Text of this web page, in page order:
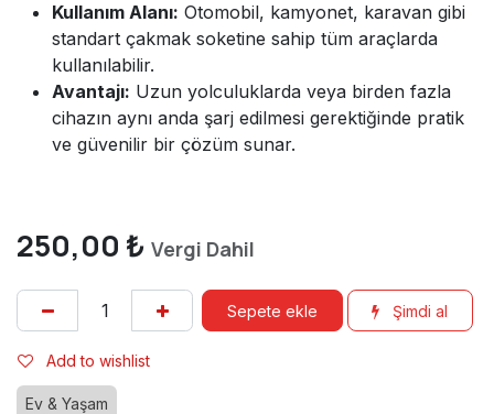
Kullanım Alanı: Otomobil, kamyonet, karavan gibi
standart çakmak soketine sahip tüm araçlarda
kullanılabilir.
Avantajı: Uzun yolculuklarda veya birden fazla
cihazın aynı anda şarj edilmesi gerektiğinde pratik
ve güvenilir bir çözüm sunar.
250,00 ₺ Vergi Dahil
Sepete ekle Şimdi al
Add to wishlist
Ev & Yaşam